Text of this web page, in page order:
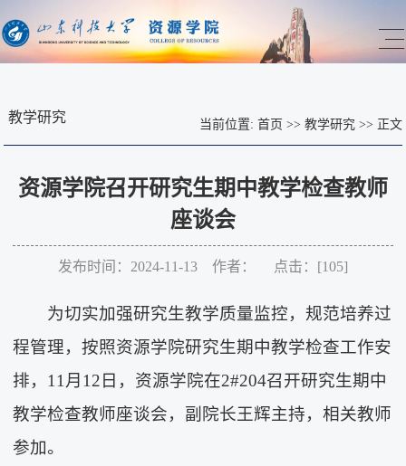
教学研究 当前位置: 首页 >> 教学研究>> 正文
资源学院召开研究生期中教学检查教师
座谈会
发布时间：2024-11-13 作者： 点击：[105]
为切实加强研究生教学质量监控，规范培养过
程管理，按照资源学院研究生期中教学检查工作安
排，11月12日，资源学院在2#204召开研究生期中
教学检查教师座谈会，副院长王辉主持，相关教师
参加。